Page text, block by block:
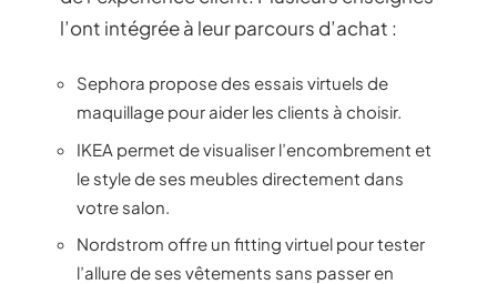
l’ont intégrée à leur parcours d’achat :
Sephora propose des essais virtuels de
maquillage pour aider les clients à choisir.
IKEA permet de visualiser l’encombrement et
le style de ses meubles directement dans
votre salon.
Nordstrom offre un fitting virtuel pour tester
l’allure de ses vêtements sans passer en